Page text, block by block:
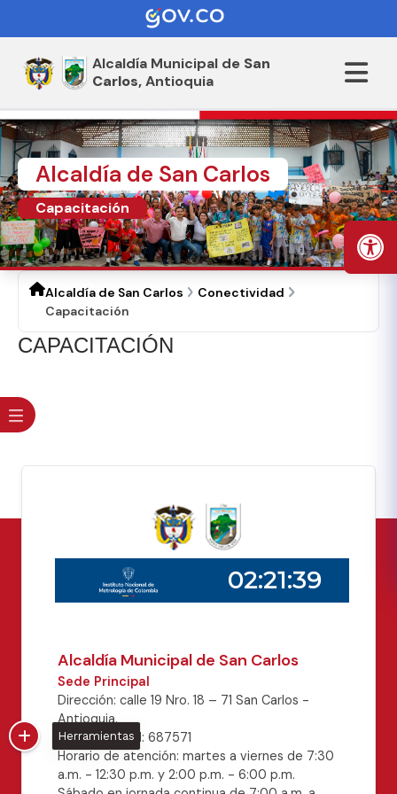
Alcaldía Municipal de San
Carlos,Antioquia
Alcaldía de San Carlos
Capacitación
Alcaldía de San Carlos
Conectividad
Capacitación
CAPACITACIÓN
Alcaldía Municipal de San Carlos
Sede Principal
Dirección: calle 19 Nro. 18 – 71 San Carlos -
Antioquia.
Código Postal: 687571
Horario de atención: martes a viernes de 7:30
a.m. - 12:30 p.m. y 2:00 p.m. - 6:00 p.m.
Herramientas